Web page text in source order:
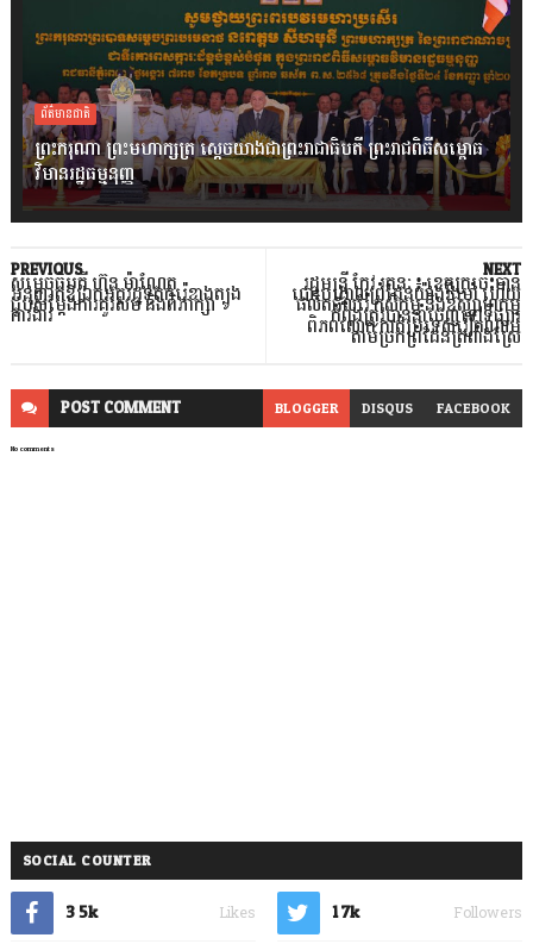
ព័ត៌មានជាតិ
ព្រះករុណា ព្រះមហាក្សត្រ ស្តេចយាងជាព្រះរាជាធិបតី ព្រះរាជពិធីសម្ពោធ
វិមានរដ្ឋធម្មនុញ្ញ
NEXT
រដ្ឋមន្ត្រី កែវ រតនៈ៖ ខេត្តក្រចេះបាន
បោះបង្គោលព្រំដែនយ៉ាងរឹងមាំ ហើយ
ផលិតផលរ៉ែ កសិកម្ម និងឧស្សាហកម្ម
កំពុងត្រូវបាននាំចេញទៅទីផ្សារ
ពិភពលោក កាត់ប្រទេសវៀតណាម
តាមច្រកព្រំដែនត្រពាំងស្រែ
PREVIOUS
សម្តេចធិបតី ហ៊ុន ម៉ាណែត
អនុញ្ញាតឱ្យឯកអគ្គរដ្ឋទូតកូរ៉េខាងត្បូង
ជួបសម្តែងការគួរសម និងពិភាក្សា
ការងារ
POSTCOMMENT BLOGGER DISQUS FACEBOOK
No comments
SOCIAL COUNTER
3.5k Likes 1.7k Followers